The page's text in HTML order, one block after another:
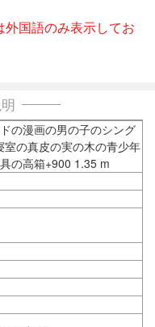
国語のみ表示してお
の漫画の男の子のシング
の真皮の実の木の青少年
の高箱+900 1.35 m